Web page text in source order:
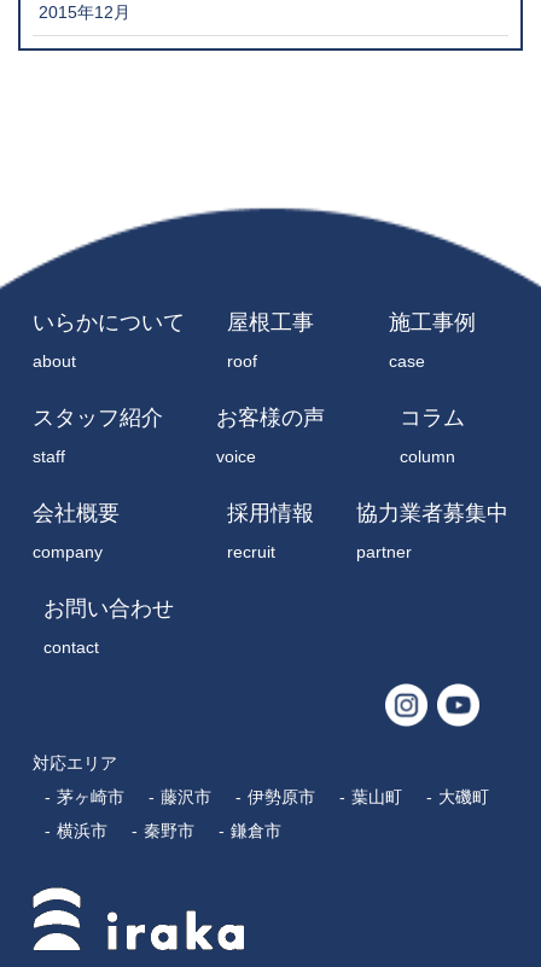
2015年12月
いらかについて
about
屋根工事
roof
施工事例
case
スタッフ紹介
staff
お客様の声
voice
コラム
column
会社概要
company
採用情報
recruit
協力業者募集中
partner
お問い合わせ
contact
対応エリア
茅ヶ崎市
藤沢市 伊勢原市 葉山町
大磯町
横浜市
秦野市 鎌倉市